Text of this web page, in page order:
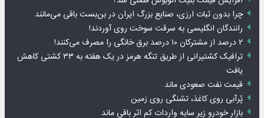
چرا بدون ثبات ارزی، صنایع بزرگ ایران در بن‌بست باقی می‌مانند
رانندگان انگلیسی به سرقت سوخت روی آوردند!
۲ درصد از مشترکان ۱۰ درصد برق خانگی را مصرف می‌کنند!
ترافیک کشتیرانی از طریق تنگه هرمز در یک هفته به ۳۳ کشتی کاهش
یافت
قیمت نفت صعودی ماند
پُرآبی روی کاغذ، تشنگی روی زمین
بازار خودرو زیر سایه واردات کم اثر باقی ماند